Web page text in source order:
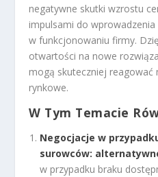
negatywne skutki wzrostu
impulsami do
w funkcjonowaniu firmy.
otwartości na nowe
mogą skuteczniej reagować
rynkowe.
W Tym Temacie
Negocjacje w
surowców:
w przypadku braku